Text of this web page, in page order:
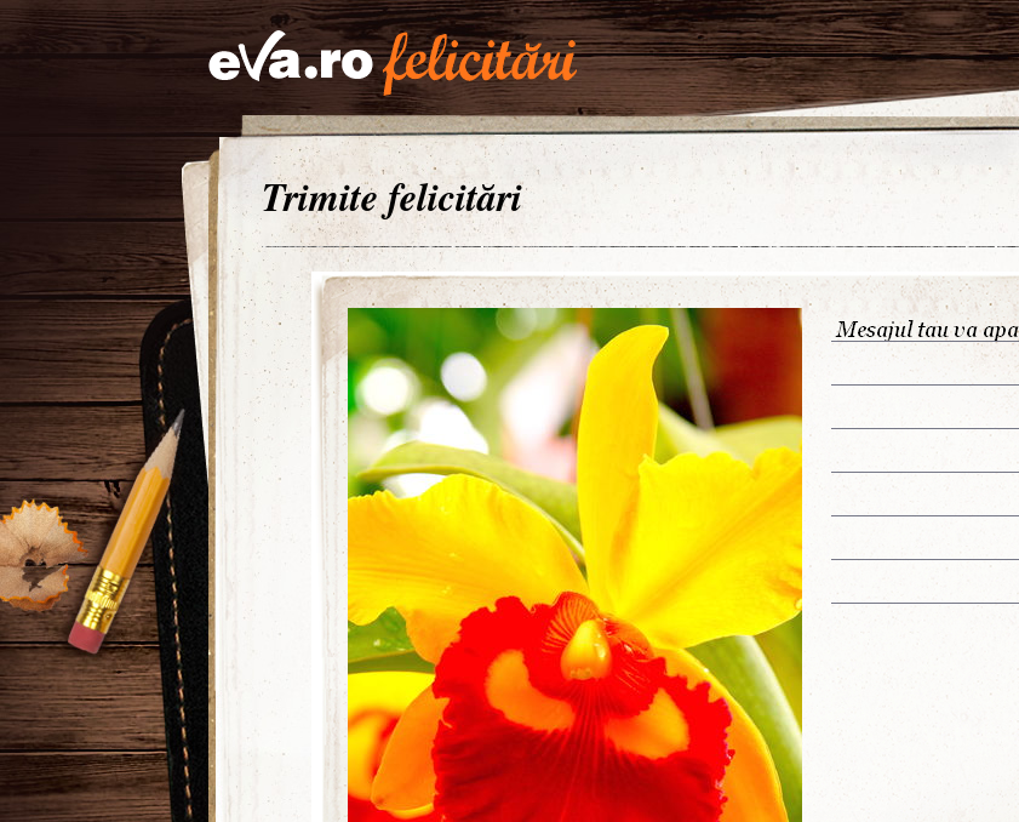
Trimite felicitări